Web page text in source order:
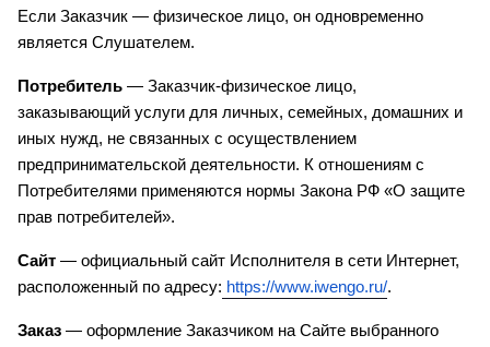
Если Заказчик — физическое лицо, он одновременно
является Слушателем.
Потребитель — Заказчик-физическое лицо,
заказывающий услуги для личных, семейных, домашних и
иных нужд, не связанных с осуществлением
предпринимательской деятельности. К отношениям с
Потребителями применяются нормы Закона РФ «О защите
прав потребителей».
Сайт — официальный сайт Исполнителя в сети Интернет,
расположенный по адресу: https://www.iwengo.ru/.
Заказ — оформление Заказчиком на Сайте выбранного